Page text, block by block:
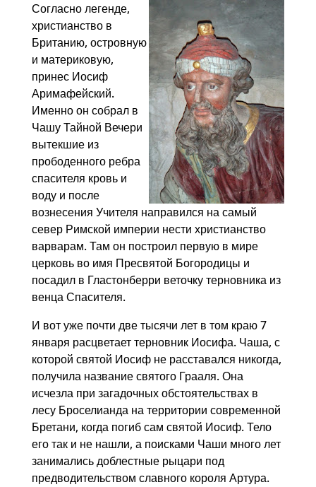
Согласно легенде,
христианство в
Британию, островную
и материковую,
принес Иосиф
Аримафейский.
Именно он собрал в
Чашу Тайной Вечери
вытекшие из
прободенного ребра
спасителя кровь и
воду и после
вознесения Учителя направился на самый
север Римской империи нести христианство
варварам. Там он построил первую в мире
церковь во имя Пресвятой Богородицы и
посадил в Гластонберри веточку терновника из
венца Спасителя.
И вот уже почти две тысячи лет в том краю 7
января расцветает терновник Иосифа. Чаша, с
которой святой Иосиф не расставался никогда,
получила название святого Грааля. Она
исчезла при загадочных обстоятельствах в
лесу Броселианда на территории современной
Бретани, когда погиб сам святой Иосиф. Тело
его так и не нашли, а поисками Чаши много лет
занимались доблестные рыцари под
предводительством славного короля Артура.